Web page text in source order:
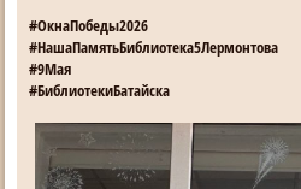
#ОкнаПобеды2026
#НашаПамятьБиблиотека5Лермонтова
#9Мая
#БиблиотекиБатайска